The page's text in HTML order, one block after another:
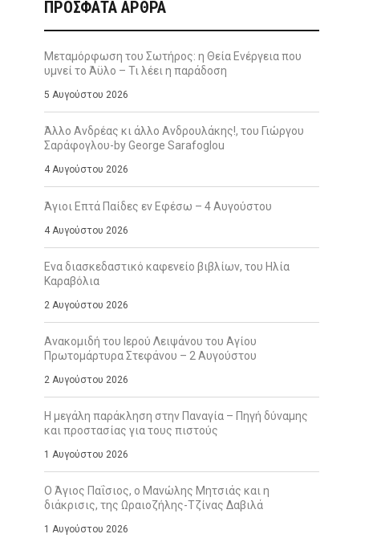
ΠΡΌΣΦΑΤΑ ΆΡΘΡΑ
Μεταμόρφωση του Σωτήρος: η Θεία Ενέργεια που
υμνεί το Άϋλο – Τι λέει η παράδοση
5 Αυγούστου 2026
Άλλο Ανδρέας κι άλλο Ανδρουλάκης!, του Γιώργου
Σαράφογλου-by George Sarafoglou
4 Αυγούστου 2026
Άγιοι Επτά Παίδες εν Εφέσω – 4 Αυγούστου
4 Αυγούστου 2026
Ενα διασκεδαστικό καφενείο βιβλίων, του Ηλία
Καραβόλια
2 Αυγούστου 2026
Ανακομιδή του Ιερού Λειψάνου του Αγίου
Πρωτομάρτυρα Στεφάνου – 2 Αυγούστου
2 Αυγούστου 2026
Η μεγάλη παράκληση στην Παναγία – Πηγή δύναμης
και προστασίας για τους πιστούς
1 Αυγούστου 2026
Ο Άγιος Παΐσιος, ο Μανώλης Μητσιάς και η
διάκρισις, της Ωραιοζήλης-Τζίνας Δαβιλά
1 Αυγούστου 2026